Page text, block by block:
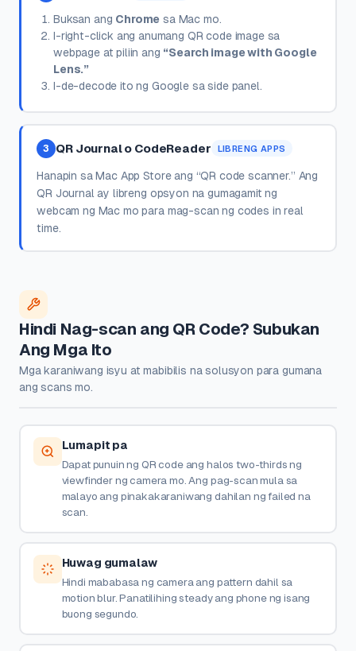
Buksan ang Chrome sa Mac mo.
I-right-click ang anumang QR code image sa
webpage at piliin ang “Search image with Google
Lens.”
I-de-decode ito ng Google sa side panel.
3 QR Journal o CodeReader LIBRENG APPS
Hanapin sa Mac App Store ang “QR code scanner.” Ang
QR Journal ay libreng opsyon na gumagamit ng
webcam ng Mac mo para mag-scan ng codes in real
time.
Hindi Nag-scan ang QR Code? Subukan
Ang Mga Ito
Mga karaniwang isyu at mabibilis na solusyon para gumana
ang scans mo.
Lumapit pa
Dapat punuin ng QR code ang halos two-thirds ng
viewfinder ng camera mo. Ang pag-scan mula sa
malayo ang pinakakaraniwang dahilan ng failed na
scan.
Huwag gumalaw
Hindi mababasa ng camera ang pattern dahil sa
motion blur. Panatilihing steady ang phone ng isang
buong segundo.